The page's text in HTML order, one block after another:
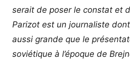
serait de poser le constat et
Parizot est un journaliste
aussi grande que le
soviétique à l’époque de